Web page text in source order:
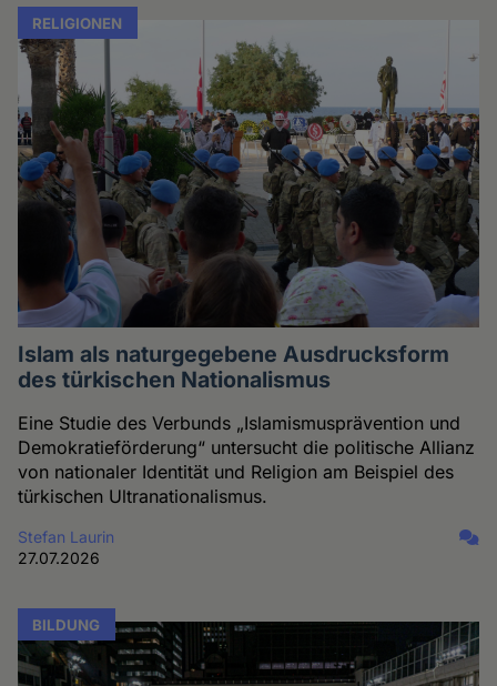
RELIGIONEN
Islam als naturgegebene Ausdrucksform
des türkischen Nationalismus
Eine Studie des Verbunds „Islamismusprävention und
Demokratieförderung“ untersucht die politische Allianz
von nationaler Identität und Religion am Beispiel des
türkischen Ultranationalismus.
Stefan Laurin
27.07.2026
BILDUNG